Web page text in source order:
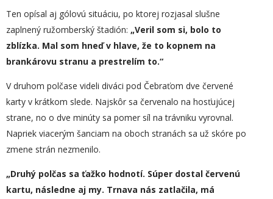
Ten opísal aj gólovú situáciu, po ktorej rozjasal slušne
zaplnený ružomberský štadión: „Veril som si, bolo to
zblízka. Mal som hneď v hlave, že to kopnem na
brankárovu stranu a prestrelím to.“
V druhom polčase videli diváci pod Čebraťom dve červené
karty v krátkom slede. Najskôr sa červenalo na hosťujúcej
strane, no o dve minúty sa pomer síl na trávniku vyrovnal.
Napriek viacerým šanciam na oboch stranách sa už skóre po
zmene strán nezmenilo.
„Druhý polčas sa ťažko hodnotí. Súper dostal červenú
kartu, následne aj my. Trnava nás zatlačila, má